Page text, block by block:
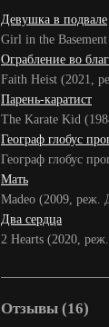
Девушка в подвале
Girl in the
Ограбление во
Faith Heist (2021,
Парень-каратист
The Karate Kid
Географ глобус
Географ глобус
Мать
Madeo (2009, реж.
Два сердца
2 Hearts (2020,
Отзывы (16)